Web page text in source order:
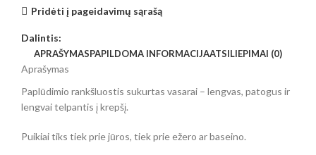
Pridėti į pageidavimų sąrašą
Dalintis:
APRAŠYMASPAPILDOMA INFORMACIJAATSILIEPIMAI (0)
Aprašymas
Paplūdimio rankšluostis sukurtas vasarai – lengvas, patogus ir
lengvai telpantis į krepšį.
Puikiai tiks tiek prie jūros, tiek prie ežero ar baseino.